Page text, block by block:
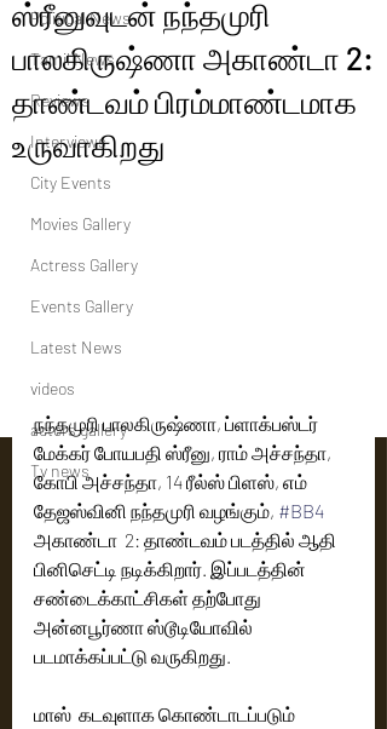
Political News
Tamil News
Reviews
Interviews
City Events
Movies Gallery
Actress Gallery
Events Gallery
Latest News
videos
actors gallery
Tv news
ஸ்ரீனுவுடன் நந்தமுரி
பாலகிருஷ்ணா அகாண்டா 2:
தாண்டவம் பிரம்மாண்டமாக
உருவாகிறது
நந்தமுரி பாலகிருஷ்ணா, ப்ளாக்பஸ்டர்
மேக்கர் போயபதி ஸ்ரீனு, ராம் அச்சந்தா,
கோபி அச்சந்தா, 14 ரீல்ஸ் பிளஸ், எம்
தேஜஸ்வினி நந்தமுரி வழங்கும், #BB4
அகாண்டா  2: தாண்டவம் படத்தில் ஆதி
பினிசெட்டி நடிக்கிறார். இப்படத்தின்
சண்டைக்காட்சிகள் தற்போது
அன்னபூர்ணா ஸ்டூடியோவில்
படமாக்கப்பட்டு வருகிறது.
மாஸ்  கடவுளாக கொண்டாடப்படும்